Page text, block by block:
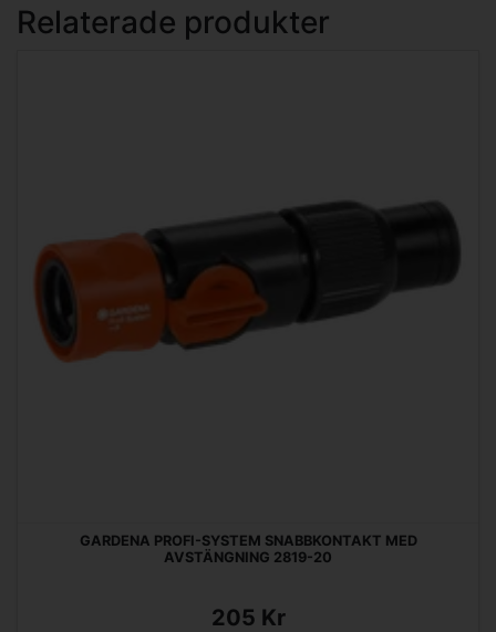
Relaterade produkter
GARDENA PROFI-SYSTEM SNABBKONTAKT MED
AVSTÄNGNING 2819-20
205 Kr